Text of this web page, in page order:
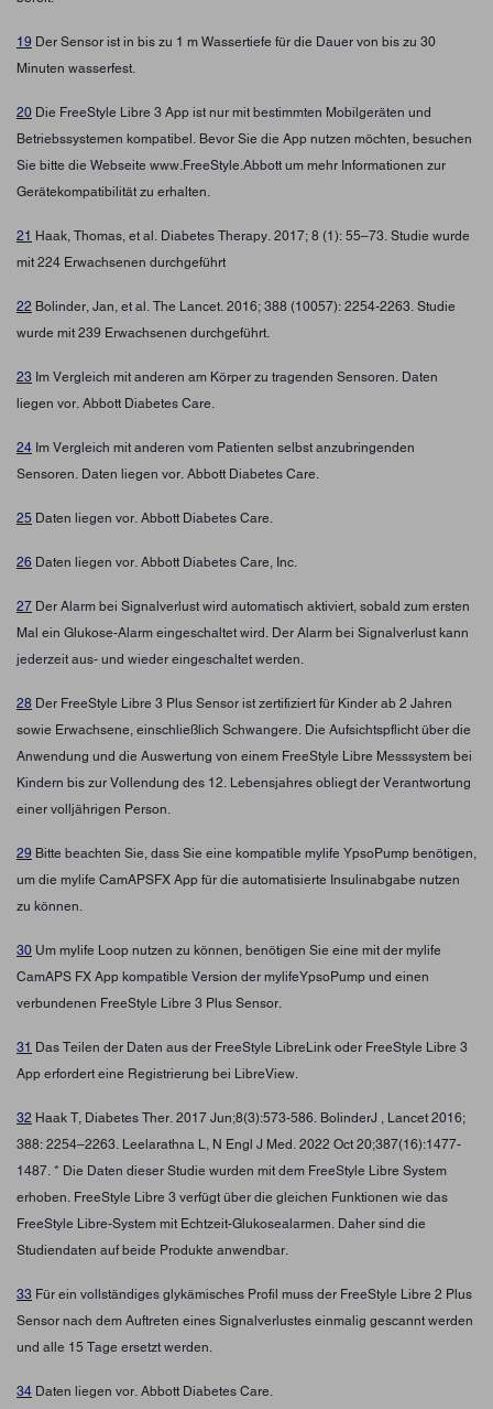
19 Der Sensor ist in bis zu 1 m Wassertiefe für die Dauer von bis zu 30
Minuten wasserfest.
20 Die FreeStyle Libre 3 App ist nur mit bestimmten Mobilgeräten und
Betriebssystemen kompatibel. Bevor Sie die App nutzen möchten, besuchen
Sie bitte die Webseite www.FreeStyle.Abbott um mehr Informationen zur
Gerätekompatibilität zu erhalten.
21 Haak, Thomas, et al. Diabetes Therapy. 2017; 8 (1): 55–73. Studie wurde
mit 224 Erwachsenen durchgeführt
22 Bolinder, Jan, et al. The Lancet. 2016; 388 (10057): 2254-2263. Studie
wurde mit 239 Erwachsenen durchgeführt.
23 Im Vergleich mit anderen am Körper zu tragenden Sensoren. Daten
liegen vor. Abbott Diabetes Care.
24 Im Vergleich mit anderen vom Patienten selbst anzubringenden
Sensoren. Daten liegen vor. Abbott Diabetes Care.
25 Daten liegen vor. Abbott Diabetes Care.
26 Daten liegen vor. Abbott Diabetes Care, Inc.
27 Der Alarm bei Signalverlust wird automatisch aktiviert, sobald zum ersten
Mal ein Glukose-Alarm eingeschaltet wird. Der Alarm bei Signalverlust kann
jederzeit aus- und wieder eingeschaltet werden.
28 Der FreeStyle Libre 3 Plus Sensor ist zertifiziert für Kinder ab 2 Jahren
sowie Erwachsene, einschließlich Schwangere. Die Aufsichtspflicht über die
Anwendung und die Auswertung von einem FreeStyle Libre Messsystem bei
Kindern bis zur Vollendung des 12. Lebensjahres obliegt der Verantwortung
einer volljährigen Person.
29 Bitte beachten Sie, dass Sie eine kompatible mylife YpsoPump benötigen,
um die mylife CamAPSFX App für die automatisierte Insulinabgabe nutzen
zu können.
30 Um mylife Loop nutzen zu können, benötigen Sie eine mit der mylife
CamAPS FX App kompatible Version der mylifeYpsoPump und einen
verbundenen FreeStyle Libre 3 Plus Sensor.
31 Das Teilen der Daten aus der FreeStyle LibreLink oder FreeStyle Libre 3
App erfordert eine Registrierung bei LibreView.
32 Haak T, Diabetes Ther. 2017 Jun;8(3):573-586. BolinderJ , Lancet 2016;
388: 2254–2263. Leelarathna L, N Engl J Med. 2022 Oct 20;387(16):1477-
1487. * Die Daten dieser Studie wurden mit dem FreeStyle Libre System
erhoben. FreeStyle Libre 3 verfügt über die gleichen Funktionen wie das
FreeStyle Libre-System mit Echtzeit-Glukosealarmen. Daher sind die
Studiendaten auf beide Produkte anwendbar.
33 Für ein vollständiges glykämisches Profil muss der FreeStyle Libre 2 Plus
Sensor nach dem Auftreten eines Signalverlustes einmalig gescannt werden
und alle 15 Tage ersetzt werden.
34 Daten liegen vor. Abbott Diabetes Care.